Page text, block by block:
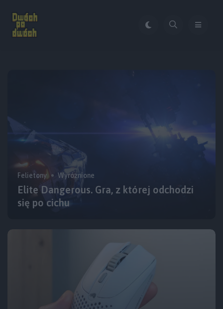
Felietony Wyróżnione
Elite Dangerous. Gra, z której odchodzi
się po cichu